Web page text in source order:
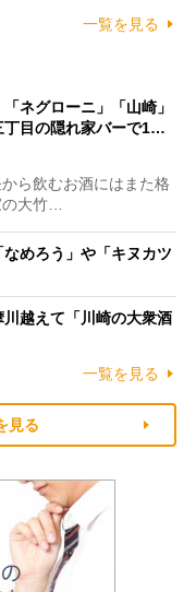
一覧を見る
ネグローニ」「山崎」
丁目の隠れ家バーで1…
ら飲むお酒にはまた格
の大竹…
なめろう」や「キヌカツ
川越えて「川崎の大衆酒
一覧を見る
見る